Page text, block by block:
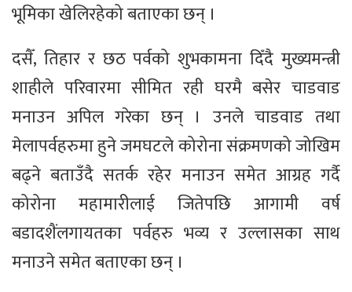
भूमिका खेलिरहेको बताएका छन् ।
दसैँ, तिहार र छठ पर्वको शुभकामना दिँदै मुख्यमन्त्री
शाहीले परिवारमा सीमित रही घरमै बसेर चाडवाड
मनाउन अपिल गरेका छन् । उनले चाडवाड तथा
मेलापर्वहरुमा हुने जमघटले कोरोना संक्रमणको जोखिम
बढ्ने बताउँदै सतर्क रहेर मनाउन समेत आग्रह गर्दै
कोरोना महामारीलाई जितेपछि आगामी वर्ष
बडादशैंलगायतका पर्वहरु भव्य र उल्लासका साथ
मनाउने समेत बताएका छन् ।